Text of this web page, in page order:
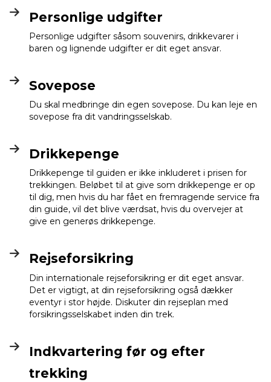
Personlige udgifter
Personlige udgifter såsom souvenirs, drikkevarer i
baren og lignende udgifter er dit eget ansvar.
Sovepose
Du skal medbringe din egen sovepose. Du kan leje en
sovepose fra dit vandringsselskab.
Drikkepenge
Drikkepenge til guiden er ikke inkluderet i prisen for
trekkingen. Beløbet til at give som drikkepenge er op
til dig, men hvis du har fået en fremragende service fra
din guide, vil det blive værdsat, hvis du overvejer at
give en generøs drikkepenge.
Rejseforsikring
Din internationale rejseforsikring er dit eget ansvar.
Det er vigtigt, at din rejseforsikring også dækker
eventyr i stor højde. Diskuter din rejseplan med
forsikringsselskabet inden din trek.
Indkvartering før og efter
trekking